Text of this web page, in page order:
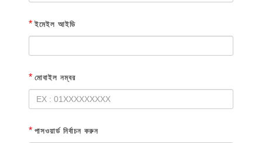
* ইমেইল আইডি
* মোবাইল নম্বর
* পাসওয়ার্ড নির্বাচন করুন